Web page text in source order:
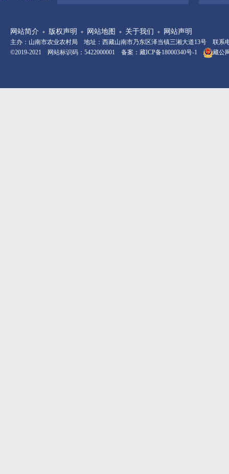
网站简介 版权声明 网站地图 关于我们 网站声明
主办：山南市农业农村局 地址：西藏山南市乃东区泽当镇三湘大道13号 联系电
©2019-2021 网站标识码：5422000001 备案： 藏ICP备18000340号-1 藏公